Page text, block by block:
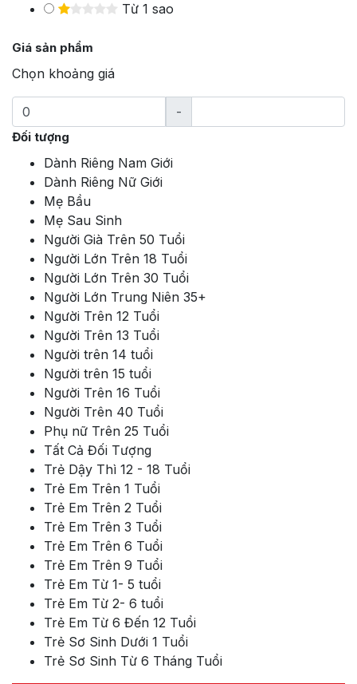
Từ 1 sao
Giá sản phẩm
Chọn khoảng giá
-
Đối tượng
Dành Riêng Nam Giới
Dành Riêng Nữ Giới
Mẹ Bầu
Mẹ Sau Sinh
Người Già Trên 50 Tuổi
Người Lớn Trên 18 Tuổi
Người Lớn Trên 30 Tuổi
Người Lớn Trung Niên 35+
Người Trên 12 Tuổi
Người Trên 13 Tuổi
Người trên 14 tuổi
Người trên 15 tuổi
Người Trên 16 Tuổi
Người Trên 40 Tuổi
Phụ nữ Trên 25 Tuổi
Tất Cả Đối Tượng
Trẻ Dậy Thì 12 - 18 Tuổi
Trẻ Em Trên 1 Tuổi
Trẻ Em Trên 2 Tuổi
Trẻ Em Trên 3 Tuổi
Trẻ Em Trên 6 Tuổi
Trẻ Em Trên 9 Tuổi
Trẻ Em Từ 1- 5 tuổi
Trẻ Em Từ 2- 6 tuổi
Trẻ Em Từ 6 Đến 12 Tuổi
Trẻ Sơ Sinh Dưới 1 Tuổi
Trẻ Sơ Sinh Từ 6 Tháng Tuổi